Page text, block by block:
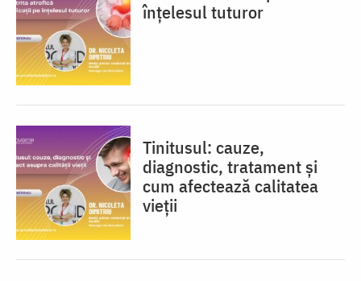
înțelesul tuturor
Tinitusul: cauze,
diagnostic, tratament și
cum afectează calitatea
vieții